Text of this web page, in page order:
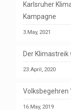
Karlsruher
Kampagne
3.May, 2021
Der Klimastreik
23.April, 2020
Volksbegehren
16.May, 2019